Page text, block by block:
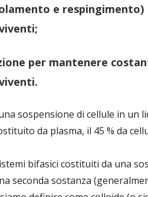
e respingimento)
per mantenere
sospensione di cellule in un
da plasma, il 45 % da
bifasici costituiti da una
seconda sostanza